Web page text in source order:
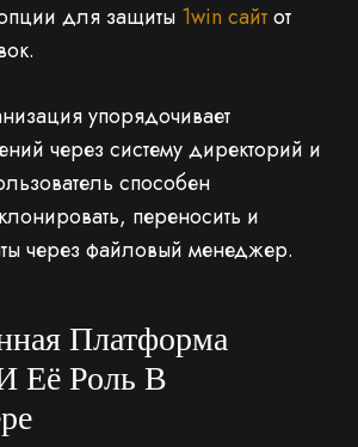
для защиты 1win сайтот
упорядочивает
через систему директорий и
способен
переносить и
через файловый менеджер.
Платформа
Её Роль В